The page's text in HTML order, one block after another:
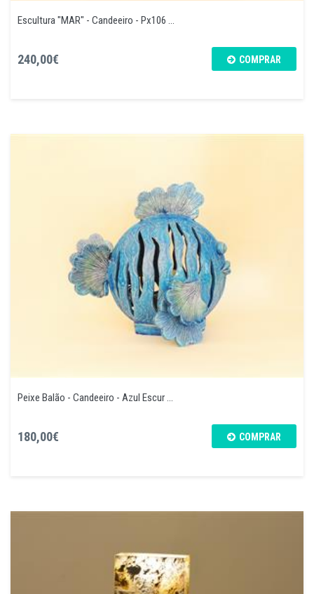
Escultura "MAR" - Candeeiro - Px106 ...
240,00€ COMPRAR
Peixe Balão - Candeeiro - Azul Escur ...
180,00€ COMPRAR